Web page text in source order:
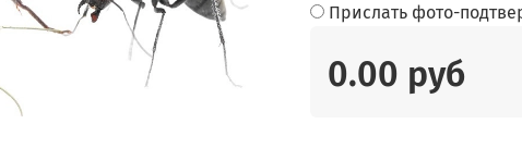
Прислать фото-
0.00 руб